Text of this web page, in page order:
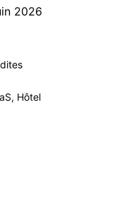
2026
Hôtel